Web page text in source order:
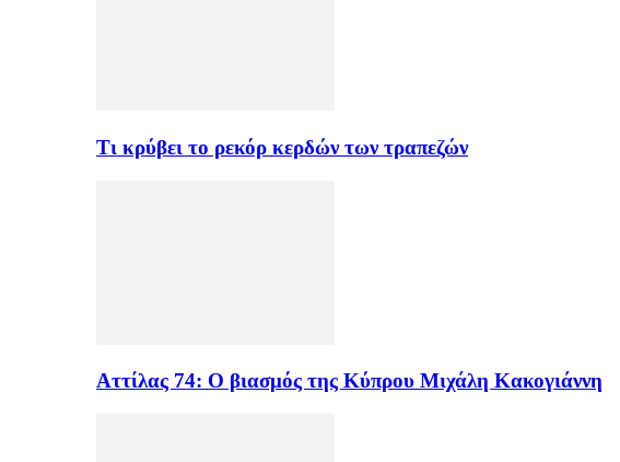
Τι κρύβει το ρεκόρ κερδών των τραπεζών
Αττίλας 74: Ο βιασμός της Κύπρου Μιχάλη Κακογιάννη